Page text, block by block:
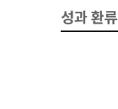
성과 환류